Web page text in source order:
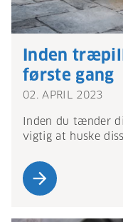
Inden
første gang
02. APRIL 2023
Inden du tænder
vigtig at huske
arrow_forward